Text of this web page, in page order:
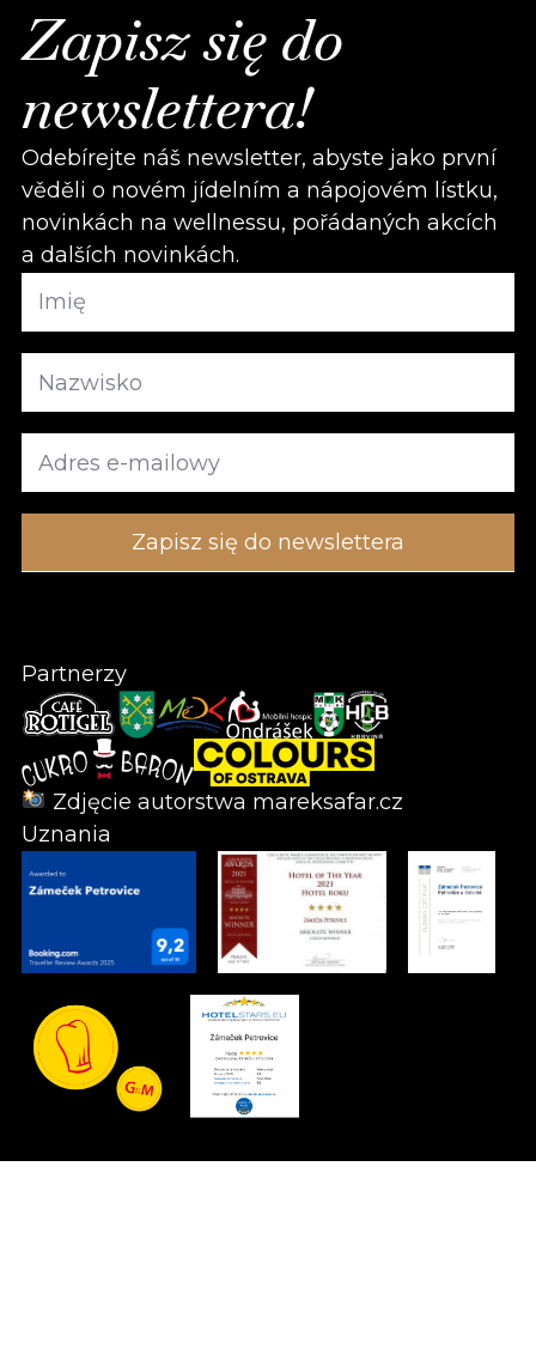
Zapisz się do
newslettera!
Odebírejte náš newsletter, abyste jako první
věděli o novém jídelním a nápojovém lístku,
novinkách na wellnessu, pořádaných akcích
a dalších novinkách.
Partnerzy
Zdjęcie autorstwa mareksafar.cz
Uznania